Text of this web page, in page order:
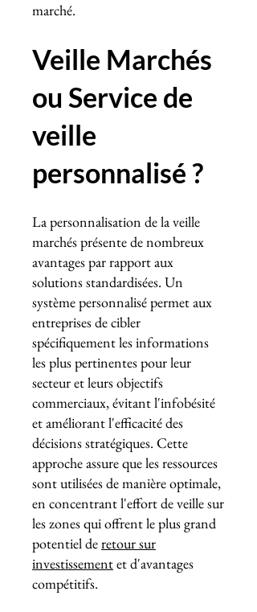
marché.
Veille Marchés
ou Service de
veille
personnalisé ?
La personnalisation de la veille
marchés présente de nombreux
avantages par rapport aux
solutions standardisées. Un
système personnalisé permet aux
entreprises de cibler
spécifiquement les informations
les plus pertinentes pour leur
secteur et leurs objectifs
commerciaux, évitant l'infobésité
et améliorant l'efficacité des
décisions stratégiques. Cette
approche assure que les ressources
sont utilisées de manière optimale,
en concentrant l'effort de veille sur
les zones qui offrent le plus grand
potentiel deretour sur
investissementet d'avantages
compétitifs.